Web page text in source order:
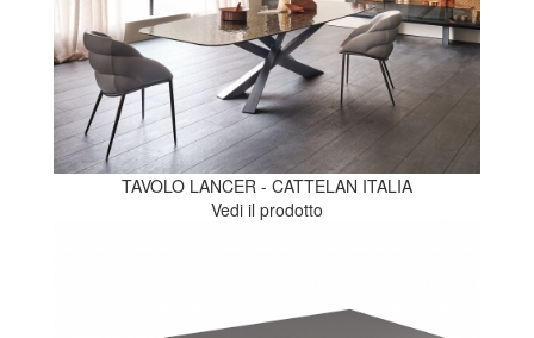
TAVOLO LANCER - CATTELAN ITALIA
Vedi il prodotto